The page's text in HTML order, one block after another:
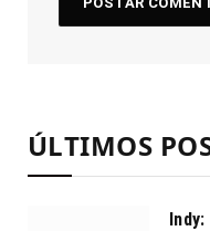
ÚLTIMOS